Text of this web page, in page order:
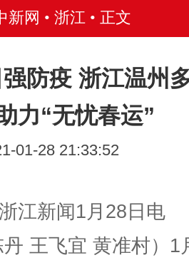
新网 • 浙江 • 正文
防疫 浙江温州
力“无忧春运”
01-28 21:33:52
新闻1月28日电
丹 王飞宜 黄准村）1